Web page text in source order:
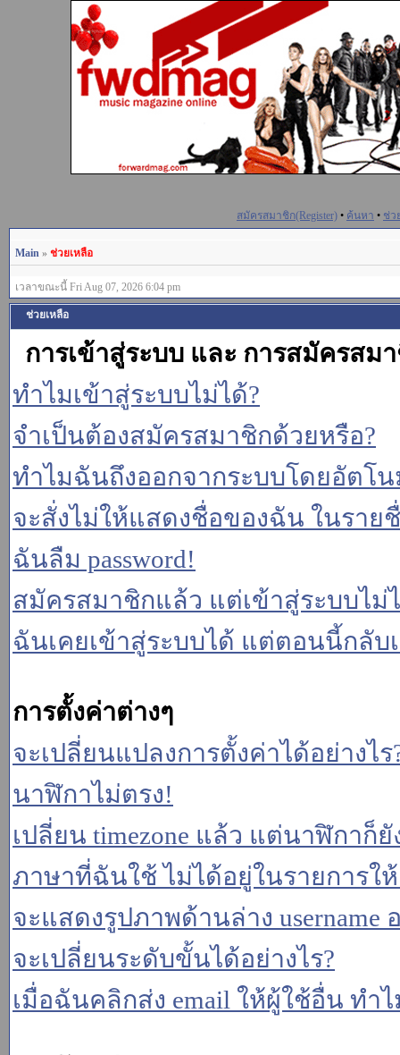
สมัครสมาชิก(Register) • ค้นหา • ช่ว
Main » ช่วยเหลือ
เวลาขณะนี้ Fri Aug 07, 2026 6:04 pm
ช่วยเหลือ
การเข้าสู่ระบบ และ การสมัครสม
ทำไมเข้าสู่ระบบไม่ได้?
จำเป็นต้องสมัครสมาชิกด้วยหรือ?
ทำไมฉันถึงออกจากระบบโดยอัตโ
จะสั่งไม่ให้แสดงชื่อของฉัน ในราย
ฉันลืม password!
สมัครสมาชิกแล้ว แต่เข้าสู่ระบบไม่
ฉันเคยเข้าสู่ระบบได้ แต่ตอนนี้กลับ
การตั้งค่าต่างๆ
จะเปลี่ยนแปลงการตั้งค่าได้อย่างไร
นาฬิกาไม่ตรง!
เปลี่ยน timezone แล้ว แต่นาฬิกาก็ยั
ภาษาที่ฉันใช้ ไม่ได้อยู่ในรายการใ
จะแสดงรูปภาพด้านล่าง username
จะเปลี่ยนระดับขั้นได้อย่างไร?
เมื่อฉันคลิกส่ง email ให้ผู้ใช้อื่น ทำ